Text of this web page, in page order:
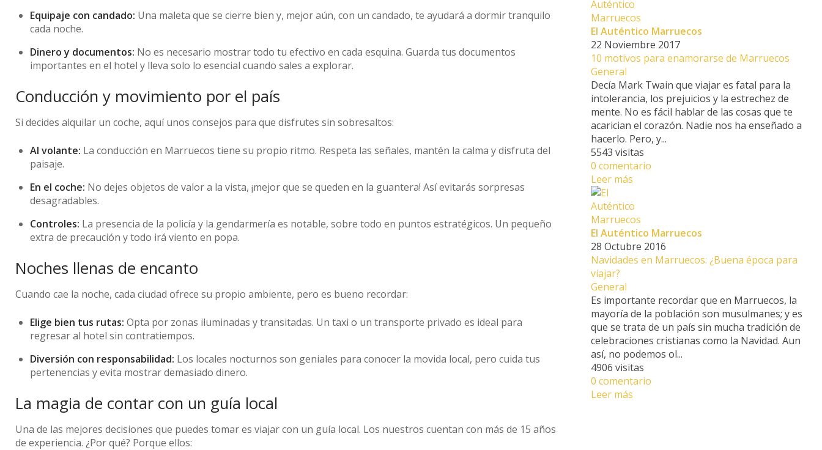
Equipaje con candado: Una maleta que se cierre bien y, mejor aún, con un candado, te ayudará a dormir tranquilo
cada noche.
Dinero y documentos: No es necesario mostrar todo tu efectivo en cada esquina. Guarda tus documentos
importantes en el hotel y lleva solo lo esencial cuando sales a explorar.
Conducción y movimiento por el país
Si decides alquilar un coche, aquí unos consejos para que disfrutes sin sobresaltos:
Al volante: La conducción en Marruecos tiene su propio ritmo. Respeta las señales, mantén la calma y disfruta del
paisaje.
En el coche: No dejes objetos de valor a la vista, ¡mejor que se queden en la guantera! Así evitarás sorpresas
desagradables.
Controles: La presencia de la policía y la gendarmería es notable, sobre todo en puntos estratégicos. Un pequeño
extra de precaución y todo irá viento en popa.
Noches llenas de encanto
Cuando cae la noche, cada ciudad ofrece su propio ambiente, pero es bueno recordar:
Elige bien tus rutas: Opta por zonas iluminadas y transitadas. Un taxi o un transporte privado es ideal para
regresar al hotel sin contratiempos.
Diversión con responsabilidad: Los locales nocturnos son geniales para conocer la movida local, pero cuida tus
pertenencias y evita mostrar demasiado dinero.
La magia de contar con un guía local
Una de las mejores decisiones que puedes tomar es viajar con un guía local. Los nuestros cuentan con más de 15 años
de experiencia. ¿Por qué? Porque ellos:
El Auténtico Marruecos
22 Noviembre 2017
10 motivos para enamorarse de Marruecos
General
Decía Mark Twain que viajar es fatal para la
intolerancia, los prejuicios y la estrechez de
mente. No es fácil hablar de las cosas que te
acarician el corazón. Nadie nos ha enseñado a
hacerlo. Pero, y...
5543 visitas
0 comentario
Leer más
El Auténtico Marruecos
28 Octubre 2016
Navidades en Marruecos: ¿Buena época para
viajar?
General
Es importante recordar que en Marruecos, la
mayoría de la población son musulmanes; y es
que se trata de un país sin mucha tradición de
celebraciones cristianas como la Navidad. Aun
así, no podemos ol...
4906 visitas
0 comentario
Leer más